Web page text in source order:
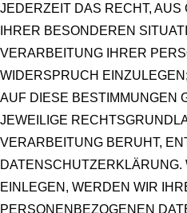
JEDERZEIT DAS RECHT, AUS
IHRER BESONDEREN
VERARBEITUNG IHRER
WIDERSPRUCH
AUF DIESE BESTIMMUNGEN
JEWEILIGE
VERARBEITUNG BERUHT,
EINLEGEN, WERDEN WIR
PERSONENBEZOGENEN